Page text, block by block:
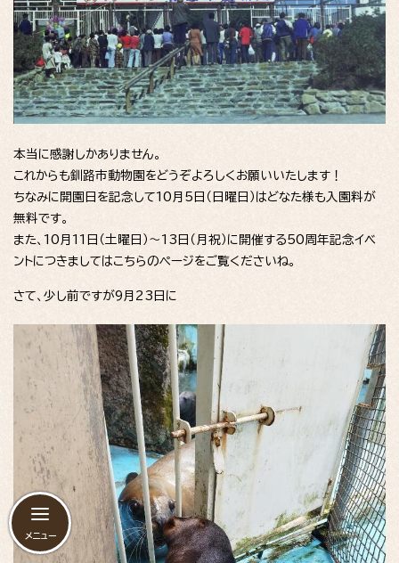
本当に感謝しかありません。
これからも釧路市動物園をどうぞよろしくお願いいたします！
ちなみに開園日を記念して10月5日（日曜日）はどなた様も入園料が
無料です。
また、10月11日（土曜日）～13日（月祝）に開催する50周年記念イベ
ントにつきましてはこちらのページをご覧くださいね。
さて、少し前ですが9月23日に
メニュー